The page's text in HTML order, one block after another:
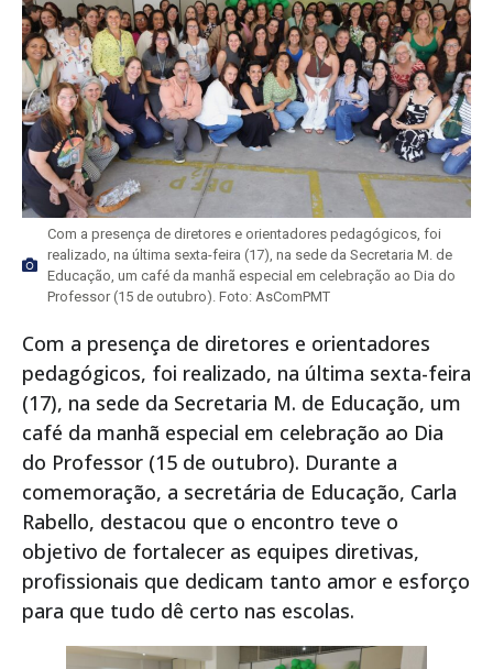
Com a presença de diretores e orientadores pedagógicos, foi
realizado, na última sexta-feira (17), na sede da Secretaria M. de
Educação, um café da manhã especial em celebração ao Dia do
Professor (15 de outubro). Foto: AsComPMT
Com a presença de diretores e orientadores
pedagógicos, foi realizado, na última sexta-feira
(17), na sede da Secretaria M. de Educação, um
café da manhã especial em celebração ao Dia
do Professor (15 de outubro). Durante a
comemoração, a secretária de Educação, Carla
Rabello, destacou que o encontro teve o
objetivo de fortalecer as equipes diretivas,
profissionais que dedicam tanto amor e esforço
para que tudo dê certo nas escolas.